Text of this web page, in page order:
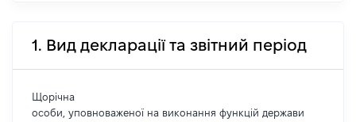
1. Вид декларації та звітний період
Щорічна
особи, уповноваженої на виконання функцій держави